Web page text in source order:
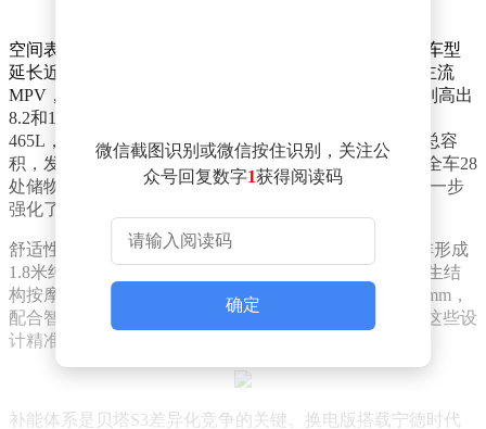
空间表现成为贝塔S3的核心竞争力之一。其轴距较同级车型
延长近150mm，后排R点至前排靠背水平距离超越部分主流
MPV，得房率高达91.2%，较同级新能源车与燃油车分别高出
8.2和10个百分点。储物设计上，新车常规后备厢容积达
465L，配合113L隐藏空间及可扩展至1746L的后排放倒总容
积，发布会现场甚至完成30个20寸行李箱的装载挑战。全车28
处储物格、1.1平方米全景天幕及电动遮阳帘的加入，进一步
强化了实用性。
舒适性配置方面，前排座椅支持一键180度放平，与后排形成
1.8米纯平空间，主副驾配备加热、通风及SPA级九层仿生结
构按摩功能。后排座椅靠背仰角达118度，坐垫长度485mm，
配合智能底盘舒适控制系统，有效缓解乘员晕车问题。这些设
计精准捕捉家庭用户对长途出行舒适性的需求。
补能体系是贝塔S3差异化竞争的关键。换电版搭载宁德时代
微信截图识别或微信按住识别，关注公
众号回复数字1获得阅读码
确定